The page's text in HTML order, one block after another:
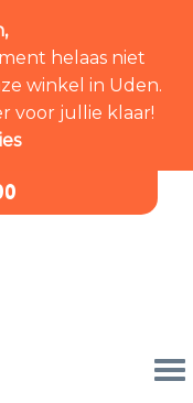
helaas niet
winkel in Uden.
voor jullie klaar!